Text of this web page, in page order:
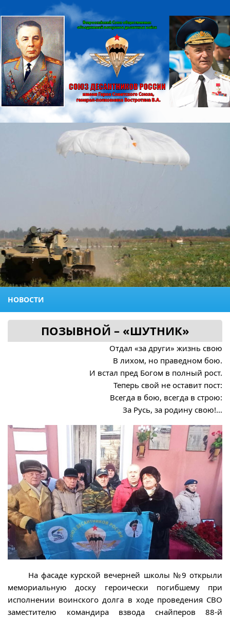
НОВОСТИ
ПОЗЫВНОЙ – «ШУТНИК»
Отдал «за други» жизнь свою
В лихом, но праведном бою.
И встал пред Богом в полный рост.
Теперь свой не оставит пост:
Всегда в бою, всегда в строю:
За Русь, за родину свою!…
На фасаде курской вечерней школы №9 открыли
мемориальную доску героически погибшему при
исполнении воинского долга в ходе проведения СВО
заместителю командира взвода снайперов 88-й